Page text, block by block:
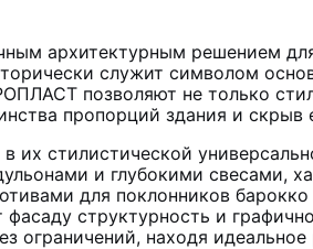
архитектурным решением
служит символом
позволяют не только
пропорций здания и
их стилистической
и глубокими свесами,
для поклонников
структурность и
ограничений, находя